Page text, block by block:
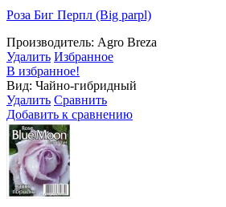
Роза Биг Пeрпл (Big parpl)
Производитель: Agro Breza
Удалить Избранное
В избранное!
Вид: Чайно-гибридный
Удалить Сравнить
Добавить к сравнению